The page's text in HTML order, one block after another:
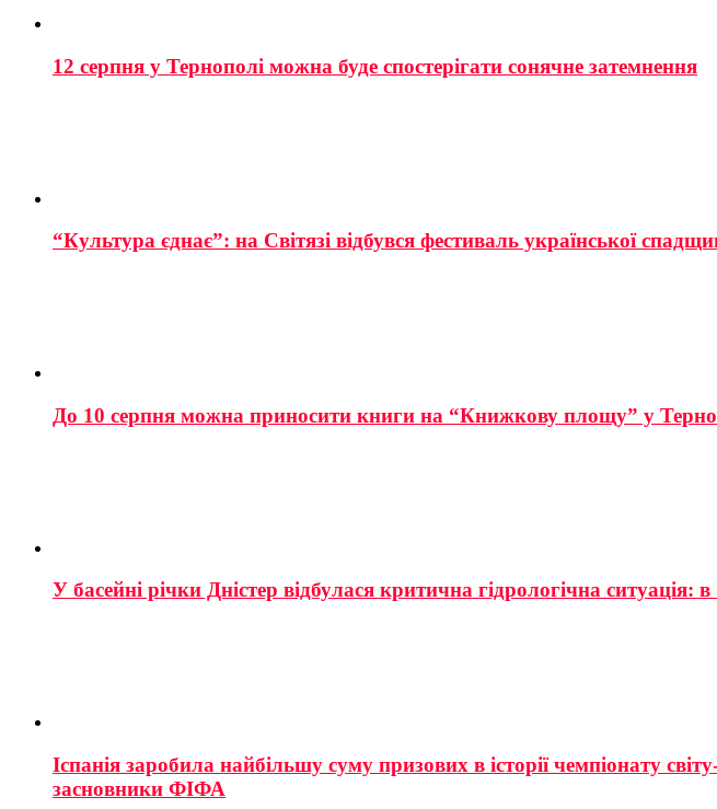
12 серпня у Тернополі можна буде спостерігати сонячне затемнення
“Культура єднає”: на Світязі відбувся фестиваль української
До 10 серпня можна приносити книги на “Книжкову площу” у
У басейні річки Дністер відбулася критична гідрологічна ситуація:
Іспанія заробила найбільшу суму призових в історії чемпіонату
засновники ФІФА